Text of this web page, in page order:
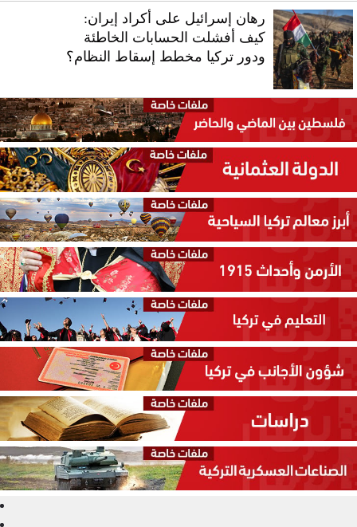
رهان إسرائيل على أكراد إيران:
كيف أفشلت الحسابات الخاطئة
ودور تركيا مخطط إسقاط النظام؟